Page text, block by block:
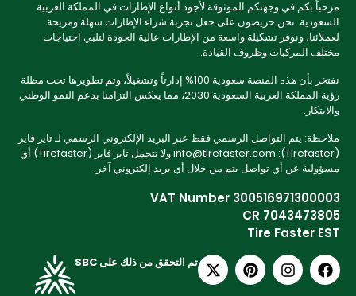
مرحباً بكم في وجهتكم الموثوقة لأجود أنواع الإطارات في المملكة العربية
السعودية. نحن حريصون على جعل تجربة شراء الإطارات سهلة ومريحة
لعملائنا، ونوفر تشكيلة واسعة من الإطارات عالية الجودة لتلبي احتياجات
مختلف المركبات وظروف القيادة.
نفتخر بأن هذه المنصة سعودية 100% إدارتاً وتشغيلاً، وتم تطويرها تحت مظلة
رؤية المملكة العربية السعودية 2030، مما يعكس التزامنا بدعم النمو الوطني
والابتكار.
ملاحظة: يتم التواصل الرسمي فقط عبر البريد الإلكتروني الرسمي لـ تاير فاير
(Tirefaster): info@tirefaster.com ولا تتحمل تاير فاير (Tirefaster) أي
مسؤولية عن أي تواصل يتم من خلال أي بريد إلكتروني آخر.
VAT Number 300516971300003
CR 7043473805
Tire Faster EST
تم التحقق من ذلك على SBC